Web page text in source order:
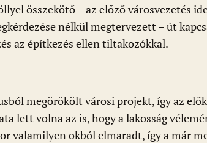
összekötő – az előző városvezetés
nélkül megtervezett – út
az építkezés ellen tiltakozókkal.
megörökölt városi projekt, így az
lett volna az is, hogy a lakosság
valamilyen okból elmaradt, így a már